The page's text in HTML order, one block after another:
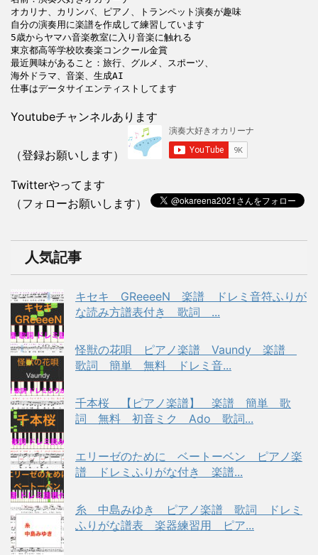
オカリナ、カリンバ、ピアノ、トランペット演奏が趣味
自分の演奏用に楽譜を作成して練習しています
5歳からヤマハ音楽教室に入り音楽に触れる
東京都高等学校吹奏楽コンクール金賞
最近興味があること：旅行、グルメ、スポーツ、
海外ドラマ、音楽、生成AI
Youtubeチャンネルあります
（登録お願いします）
Twitterやってます
（フォローお願いします）
人気記事
キセキ GReeeeN 楽譜 ドレミ音符ふりが
な読み方譜表付き 歌詞 ...
怪獣の花唄 ピアノ楽譜 Vaundy 楽譜
歌詞 簡単 無料 ドレミ音...
千本桜 【ピアノ楽譜】 楽譜 簡単 歌
詞 無料 初音ミク Ado 歌詞...
エリーゼのために ベートーベン ピアノ楽
譜 ドレミふりがな付き 楽譜...
糸 中島みゆき ピアノ楽譜 歌詞 ドレミ
ふりがな譜表 楽器練習用 ピア...